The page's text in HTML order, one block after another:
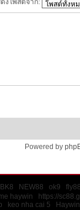
งโพสต์จาก:
Powered by
BK8 NEW88 ok9
haywin
https://
keo nha cai 5
Haywin